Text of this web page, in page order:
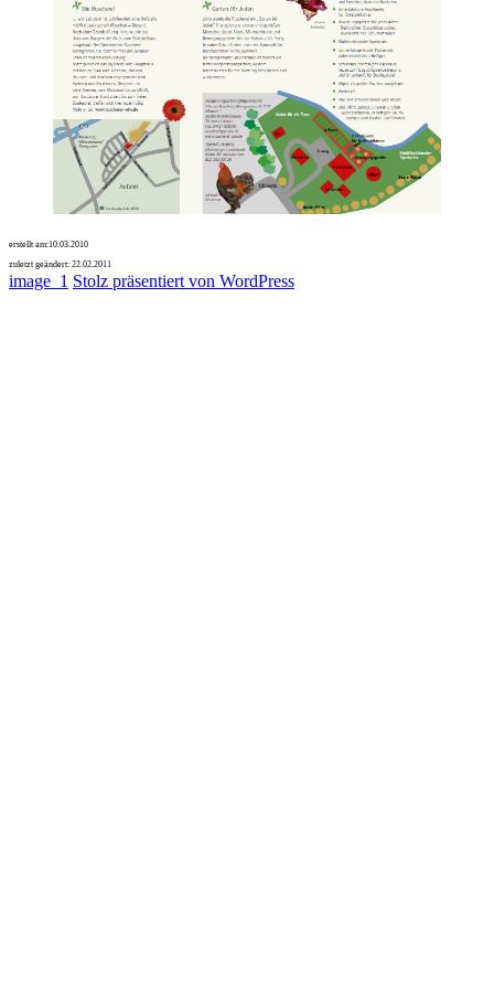
erstellt am:10.03.2010
zuletzt geändert: 22.02.2011
image_1 Stolz präsentiert von WordPress